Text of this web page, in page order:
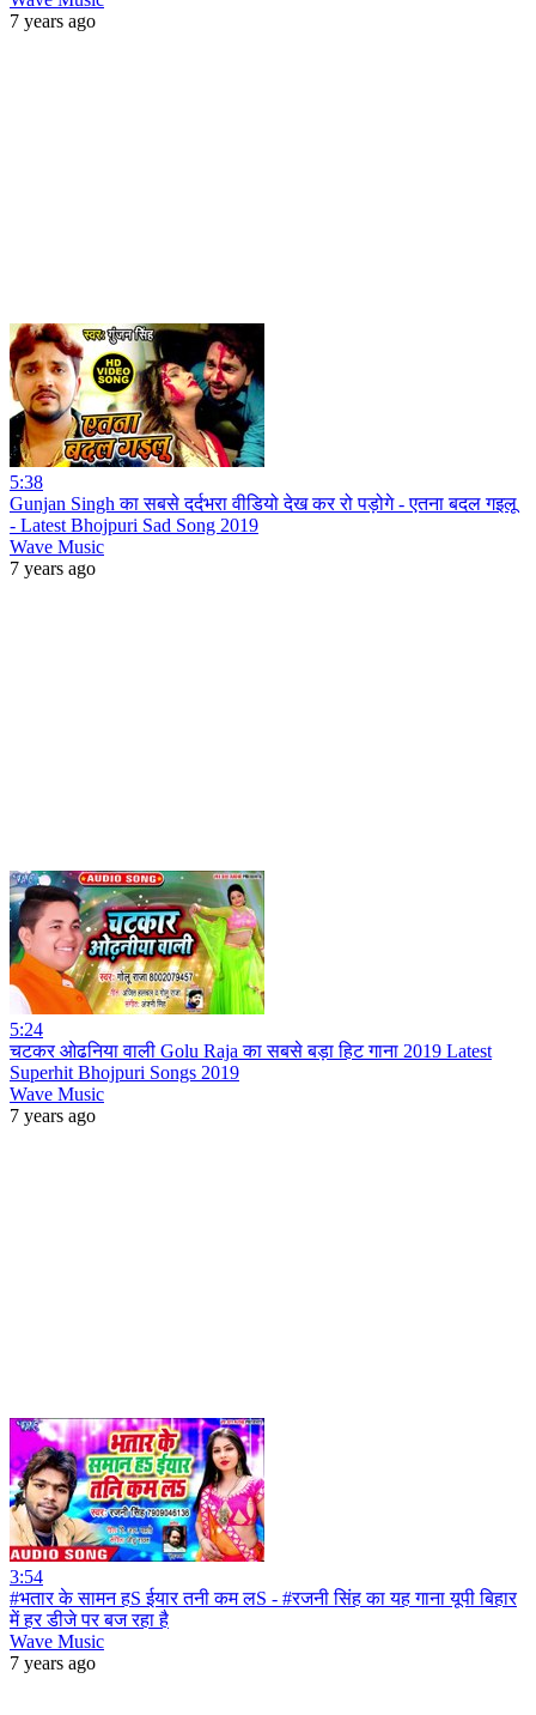
7 years ago
5:38
Gunjan Singh का सबसे दर्दभरा वीडियो देख कर रो पड़ोगे - एतना बदल गइलू
- Latest Bhojpuri Sad Song 2019
Wave Music
7 years ago
5:24
चटकर ओढनिया वाली Golu Raja का सबसे बड़ा हिट गाना 2019 Latest
Superhit Bhojpuri Songs 2019
Wave Music
7 years ago
3:54
#भतार के सामन हS ईयार तनी कम लS - #रजनी सिंह का यह गाना यूपी बिहार
में हर डीजे पर बज रहा है
Wave Music
7 years ago